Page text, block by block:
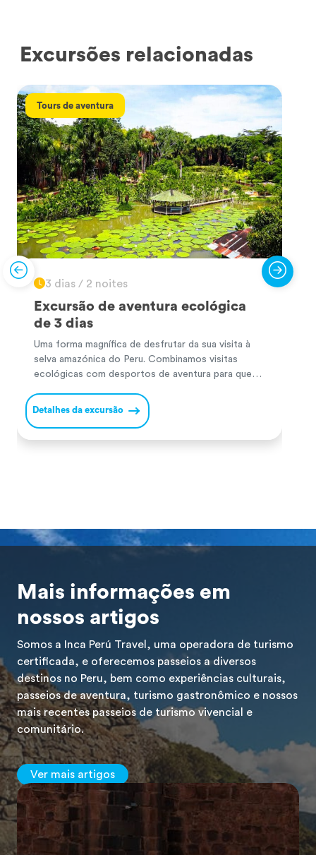
Excursões relacionadas
Tours de aventura
3 dias / 2 noites
Excursão de aventura ecológica
de 3 dias
Uma forma magnífica de desfrutar da sua visita à
selva amazónica do Peru. Combinamos visitas
ecológicas com desportos de aventura para que
a oportunidade de navegar pelo Amazonas, o maior
rio do mundo. Desfrute de paisagens únicas,
Detalhes da excursão
Mais informações em
nossos artigos
Somos a Inca Perú Travel, uma operadora de turismo
certificada, e oferecemos passeios a diversos
destinos no Peru, bem como experiências culturais,
passeios de aventura, turismo gastronômico e nossos
mais recentes passeios de turismo vivencial e
comunitário.
Ver mais artigos